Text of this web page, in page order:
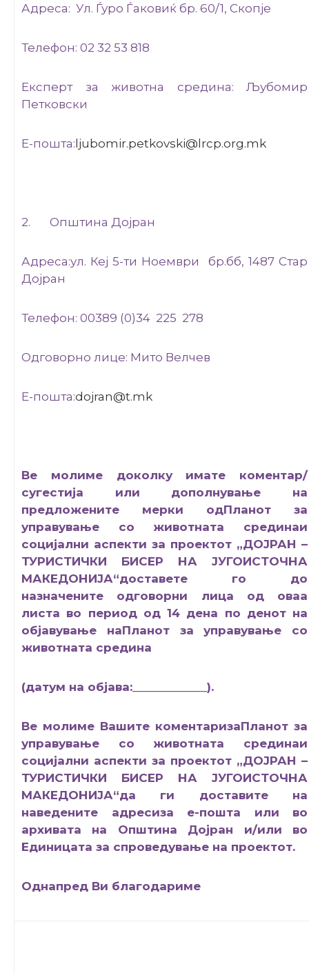
Адреса: Ул. Ѓуро Ѓаковиќ бр. 60/1, Скопје
Телефон: 02 32 53 818
Експерт за животна средина: Љубомир
Петковски
E-пошта: ljubomir.petkovski@lrcp.org.mk
2. Општина Дојран
Адреса:ул. Кеј 5-ти Ноември бр.бб, 1487 Стар
Дојран
Телефон: 00389 (0)34 225 278
Одговорно лице: Мито Велчев
Е-пошта:dojran@t.mk
Ве молиме доколку имате коментар/
сугестија или дополнување на
предложените мерки одПланот за
управување со животната срединаи
социјални аспекти за проектот „ДОЈРАН –
ТУРИСТИЧКИ БИСЕР НА ЈУГОИСТОЧНА
МАКЕДОНИЈА“доставете го до
назначените одговорни лица од оваа
листа во период од 14 дена по денот на
објавување наПланот за управување со
животната средина
(датум на објава:____________).
Ве молиме Вашите коментаризаПланот за
управување со животната срединаи
социјални аспекти за проектот „ДОЈРАН –
ТУРИСТИЧКИ БИСЕР НА ЈУГОИСТОЧНА
МАКЕДОНИЈА“да ги доставите на
наведените адресиза е-пошта или во
архивата на Општина Дојран и/или во
Единицата за спроведување на проектот.
Однапред Ви благодариме